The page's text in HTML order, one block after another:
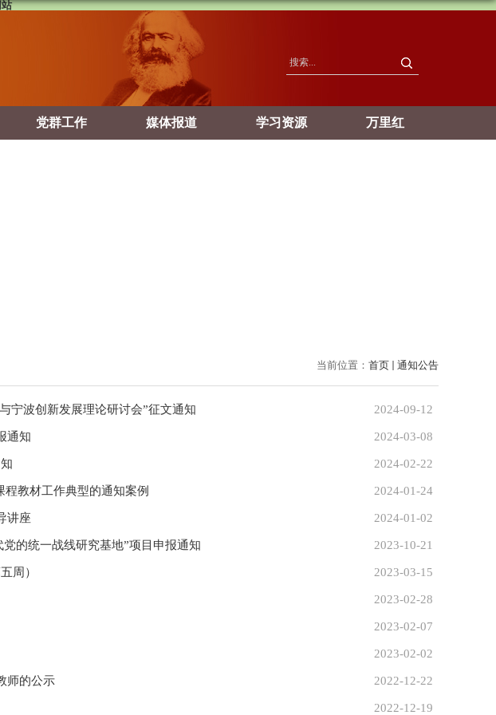
党群工作 媒体报道 学习资源 万里红
当前位置： 首页 通知公告
宁波创新发展理论研讨会”征文通知 2024-09-12
通知 2024-03-08
2024-02-22
教材工作典型的通知案例 2024-01-24
讲座 2024-01-02
科学研究重点基地 “宁波新时代党的统一战线研究基地”项目申报通知 2023-10-21
周） 2023-03-15
2023-02-28
2023-02-07
2023-02-02
师的公示 2022-12-22
2022-12-19